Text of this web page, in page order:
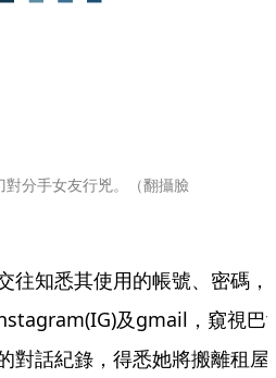
對分手女友行兇。（翻攝臉
往知悉其使用的帳號、密碼，
及gmail，窺視巴
對話紀錄，得悉她將搬離租屋